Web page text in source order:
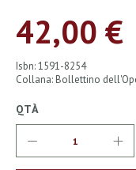
42,00 €
Isbn: 1591-8254
Collana: Bollettino
QTÀ